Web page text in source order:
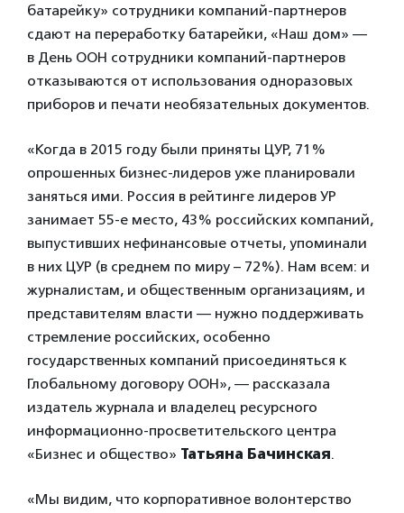
батарейку» сотрудники компаний-партнеров
сдают на переработку батарейки, «Наш дом» —
в День ООН сотрудники компаний-партнеров
отказываются от использования одноразовых
приборов и печати необязательных документов.
«Когда в 2015 году были приняты ЦУР, 71%
опрошенных бизнес-лидеров уже планировали
заняться ими. Россия в рейтинге лидеров УР
занимает 55-е место, 43% российских компаний,
выпустивших нефинансовые отчеты, упоминали
в них ЦУР (в среднем по миру – 72%). Нам всем: и
журналистам, и общественным организациям, и
представителям власти — нужно поддерживать
стремление российских, особенно
государственных компаний присоединяться к
Глобальному договору ООН», — рассказала
издатель журнала и владелец ресурсного
информационно-просветительского центра
«Бизнес и общество» Татьяна Бачинская.
«Мы видим, что корпоративное волонтерство